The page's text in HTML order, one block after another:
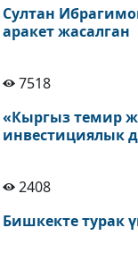
Султан
аракет жасалган
7518
«Кыргыз темир
инвестициялык
2408
Бишкекте турак